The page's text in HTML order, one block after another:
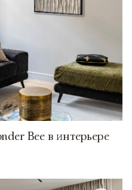
Bee в интерьере